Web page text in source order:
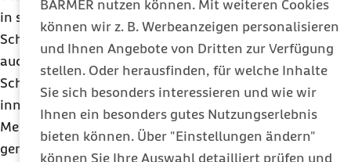
BARMER nutzen können. Mit weiteren Cookies
können wir z. B. Werbeanzeigen personalisieren
und Ihnen Angebote von Dritten zur Verfügung
stellen. Oder herausfinden, für welche Inhalte
Sie sich besonders interessieren und wie wir
Ihnen ein besonders gutes Nutzungserlebnis
bieten können. Über "Einstellungen ändern"
können Sie Ihre Auswahl detailliert prüfen und
in späteren Schwangerschaften erneut an
Schwangerschaftsdiabetes zu erkranken. Und
auch weil etwa die Hälfte der
Schwangerschaftsdiabetes-Patientinnen
innerhalb der nächsten zehn Jahre an Diabetes
Mellitus erkranken, sollte die Diagnose ernst
genommen werden.